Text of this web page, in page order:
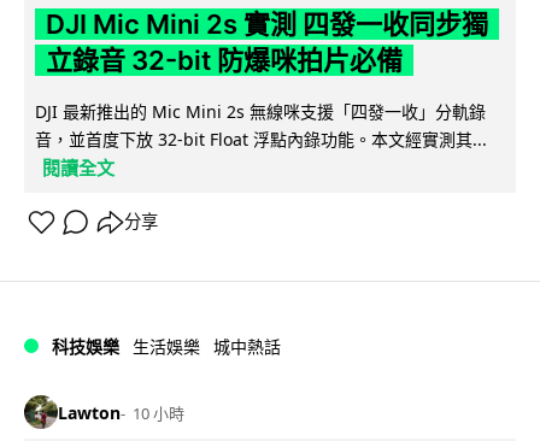
DJI Mic Mini 2s 實測 四發一收同步獨
立錄音 32-bit 防爆咪拍片必備
DJI 最新推出的 Mic Mini 2s 無線咪支援「四發一收」分軌錄
音，並首度下放 32-bit Float 浮點內錄功能。本文經實測其...
閱讀全文
分享
科技娛樂 生活娛樂 城中熱話
Lawton 10 小時